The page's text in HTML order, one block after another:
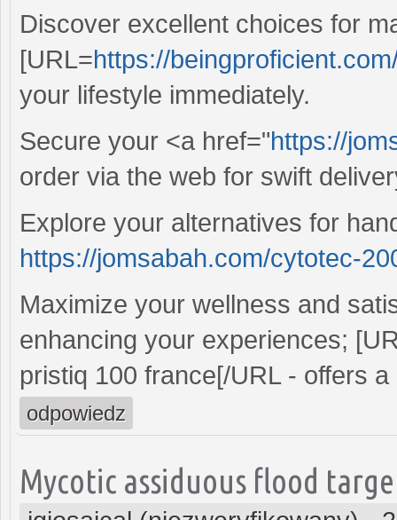
Discover excellent choices for
[URL=https://
your lifestyle immediately.
Secure your <a href="https://
order via the web for swift
Explore your alternatives for
https://jomsabah.com/cytotec-
Maximize your wellness and
enhancing your experiences;
pristiq 100 france[/URL - offers
odpowiedz
Mycotic assiduous flood